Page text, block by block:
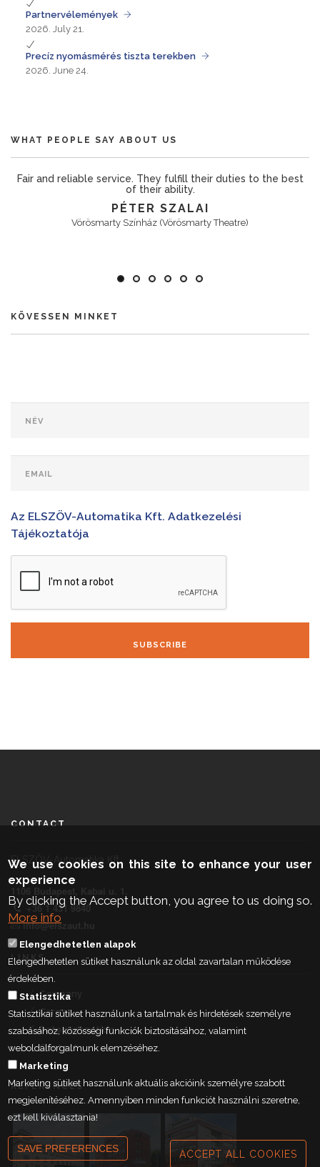
Partnervélemények
2026. July 21.
Precíz nyomásmérés tiszta terekben
2026. June 24.
WHAT PEOPLE SAY ABOUT US
Fair and reliable service. They fulfill their duties to the best
of their ability.
PÉTER SZALAI
Vörösmarty Színház (Vörösmarty Theatre)
KÖVESSEN MINKET
Az ELSZÖV-Automatika Kft. Adatkezelési
Tájékoztatója
SUBSCRIBE
CONTACT
ELSZÖV-Automatika Kft.
1106 Budapest, Kabai u. 1.
+36 1 431 9840
info@elszaut.hu
LINKS
Company
Career
Data protection
Contact
REFERENCES
We use cookies on this site to enhance your user
experience
By clicking the Accept button, you agree to us doing so.
More info
Elengedhetetlen alapok
Elengedhetetlen sütiket használunk az oldal zavartalan működése
érdekében.
Statisztika
Statisztikai sütiket használunk a tartalmak és hirdetések személyre
szabásához, közösségi funkciók biztosításához, valamint
weboldalforgalmunk elemzéséhez.
Marketing
Marketing sütiket használunk aktuális akcióink személyre szabott
megjelenítéséhez. Amennyiben minden funkciót használni szeretne,
ezt kell kiválasztania!
SAVE PREFERENCES ACCEPT ALL COOKIES